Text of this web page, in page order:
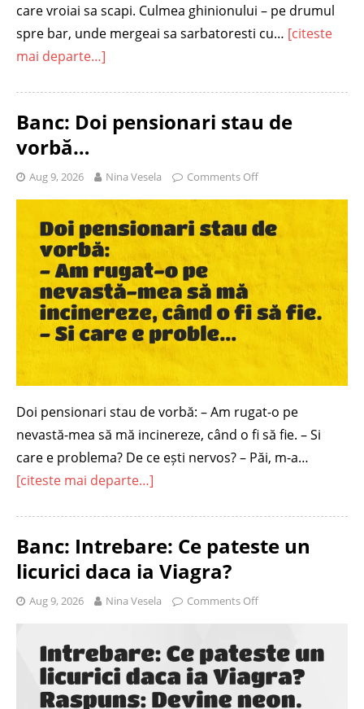
care vroiai sa scapi. Culmea ghinionului – pe drumul
spre bar, unde mergeai sa sarbatoresti cu… [citeste
mai departe…]
Banc: Doi pensionari stau de
vorbă…
Aug 9, 2026 Nina Vesela Comments Off
Doi pensionari stau de vorbă: – Am rugat-o pe
nevastă-mea să mă incinereze, când o fi să fie. – Si
care e problema? De ce ești nervos? – Păi, m-a…
[citeste mai departe…]
Banc: Intrebare: Ce pateste un
licurici daca ia Viagra?
Aug 9, 2026 Nina Vesela Comments Off